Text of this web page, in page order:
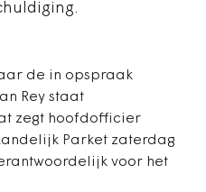
de in opspraak
Rey staat
zegt hoofdofficier
Parket zaterdag
voor het